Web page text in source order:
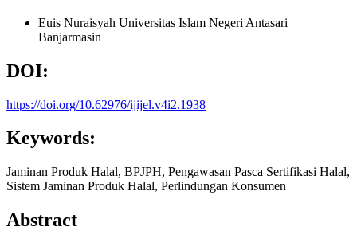
Euis Nuraisyah Universitas Islam Negeri Antasari
Banjarmasin
DOI:
https://doi.org/10.62976/ijijel.v4i2.1938
Keywords:
Jaminan Produk Halal, BPJPH, Pengawasan Pasca Sertifikasi Halal,
Sistem Jaminan Produk Halal, Perlindungan Konsumen
Abstract